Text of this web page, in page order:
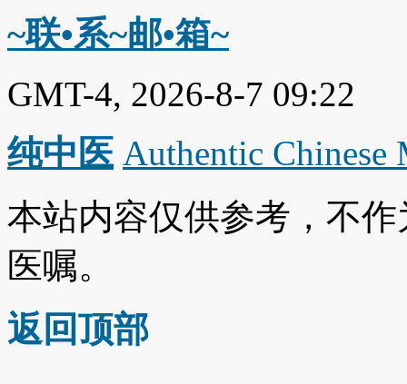
~联•系~邮•箱~
GMT-4, 2026-8-7 09:22
纯中医 Authentic
本站内容仅供参考，不
医嘱。
返回顶部